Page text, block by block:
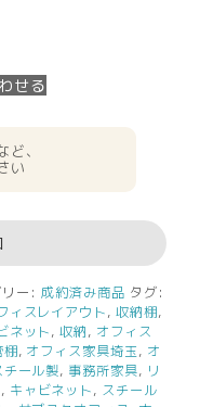
せる
、
い
リー:成約済み商品 タグ:
ィスレイアウト,収納棚,
ネット,収納, オフィス
棚, オフィス家具埼玉, オ
チール製, 事務所家具, リ
, キャビネット, スチール